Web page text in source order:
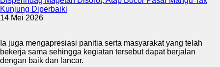
Kunjung Diperbaiki
14 Mei 2026
Ia juga mengapresiasi panitia serta masyarakat yang telah
bekerja sama sehingga kegiatan tersebut dapat berjalan
dengan baik dan lancar.